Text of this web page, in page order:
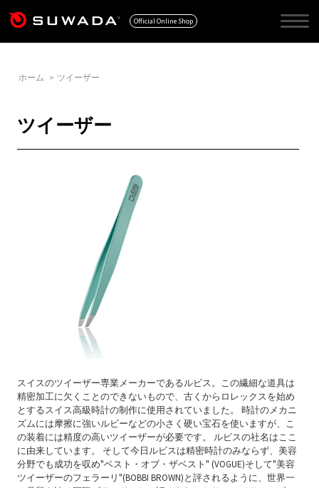
Official Online Shop
ホーム > ツイーザー
ツイーザー
スイスのツイーザー専業メーカーであるルビス。この繊細な道具は
精密加工に欠くことのできないもので、古くからロレックスを始め
とするスイス高級時計の制作に使用されていました。 時計のメカニ
ズムには摩擦に強いルビーなどの小さく硬い宝石を使いますが、こ
の装着には精度の高いツイーザーが必要です。 ルビスの社名はここ
に由来しています。 そして今日ルビスは精密時計のみならず、美容
分野でも成功を収め"ベスト・オブ・ザベスト" (VOGUE)そして"美容
ツイーザーのフェラーリ"(BOBBI BROWN)と評されるように、世界一